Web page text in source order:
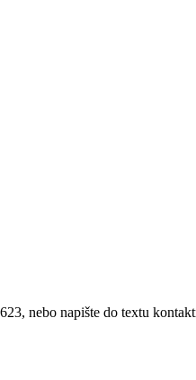
nebo napište do textu